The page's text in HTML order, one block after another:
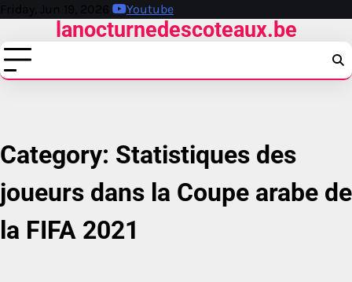
Skip
content
Friday, Jun 19, 2026 Youtube
lanocturnedescoteaux.be
Category: Statistiques des
joueurs dans la Coupe arabe de
la FIFA 2021